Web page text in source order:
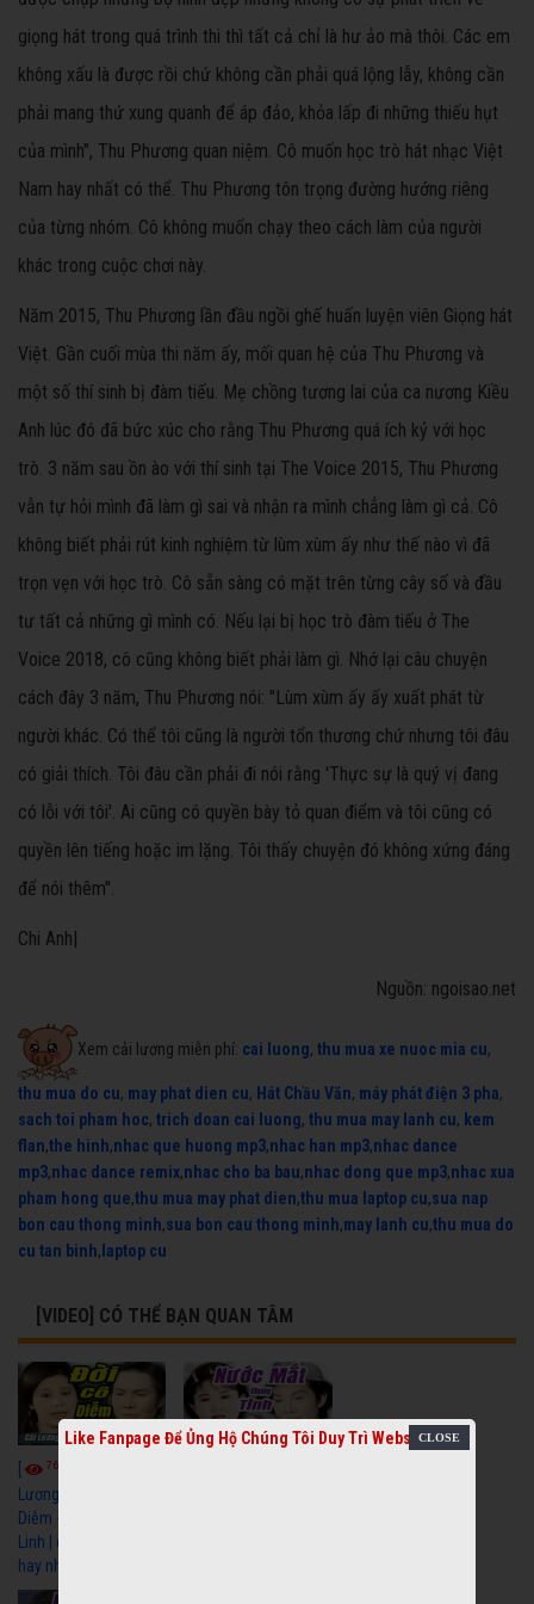
giọng hát trong quá trình thi thì tất cả chỉ là hư ảo mà thôi. Các em
không xấu là được rồi chứ không cần phải quá lộng lẫy, không cần
phải mang thứ xung quanh để áp đảo, khỏa lấp đi những thiếu hụt
của mình", Thu Phương quan niệm. Cô muốn học trò hát nhạc Việt
Nam hay nhất có thể. Thu Phương tôn trọng đường hướng riêng
của từng nhóm. Cô không muốn chạy theo cách làm của người
khác trong cuộc chơi này.
Năm 2015, Thu Phương lần đầu ngồi ghế huấn luyện viên Giọng hát
Việt. Gần cuối mùa thi năm ấy, mối quan hệ của Thu Phương và
một số thí sinh bị đàm tiếu. Mẹ chồng tương lai của ca nương Kiều
Anh lúc đó đã bức xúc cho rằng Thu Phương quá ích kỷ với học
trò. 3 năm sau ồn ào với thí sinh tại The Voice 2015, Thu Phương
vẫn tự hỏi mình đã làm gì sai và nhận ra mình chẳng làm gì cả. Cô
không biết phải rút kinh nghiệm từ lùm xùm ấy như thế nào vì đã
trọn vẹn với học trò. Cô sẵn sàng có mặt trên từng cây số và đầu
tư tất cả những gì mình có. Nếu lại bị học trò đàm tiếu ở The
Voice 2018, cô cũng không biết phải làm gì. Nhớ lại câu chuyện
cách đây 3 năm, Thu Phương nói: "Lùm xùm ấy ấy xuất phát từ
người khác. Có thể tôi cũng là người tổn thương chứ nhưng tôi đâu
có giải thích. Tôi đâu cần phải đi nói rằng 'Thực sự là quý vị đang
có lỗi với tôi'. Ai cũng có quyền bày tỏ quan điểm và tôi cũng có
quyền lên tiếng hoặc im lặng. Tôi thấy chuyện đó không xứng đáng
để nói thêm".
Chi Anh|
Nguồn: ngoisao.net
Xem cải lương miễn phí: cai luong, thu mua xe nuoc mia cu,
thu mua do cu, may phat dien cu, Hát Chầu Văn, máy phát điện 3 pha,
sach toi pham hoc, trich doan cai luong, thu mua may lanh cu, kem
flan,the hinh,nhac que huong mp3,nhac han mp3,nhac dance
mp3,nhac dance remix,nhac cho ba bau,nhac dong que mp3,nhac xua
pham hong que,thu mua may phat dien,thu mua laptop cu,sua nap
bon cau thong minh,sua bon cau thong minh,may lanh cu,thu mua do
cu tan binh, laptop cu
[VIDEO] CÓ THỂ BẠN QUAN TÂM
7674
Lương Xưa : Đời Cô
Diễm - Vũ Linh Tài
Linh | cải lương xã hội
hay nhất
Like Fanpage Để Ủng Hộ Chúng Tôi Duy Trì Website